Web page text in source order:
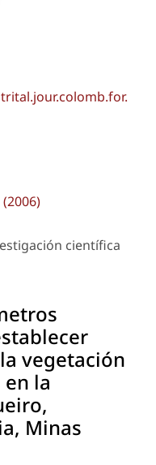
científica
vegetación
la
Minas